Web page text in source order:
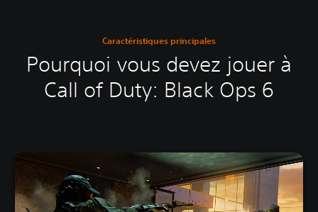
Caractéristiques principales
Pourquoi vous devez jouer à
Call of Duty: Black Ops 6